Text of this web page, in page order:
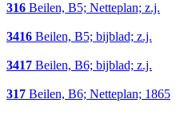
316 Beilen, B5; Netteplan; z.j.
3416 Beilen, B5; bijblad; z.j.
3417 Beilen, B6; bijblad; z.j.
317 Beilen, B6; Netteplan; 1865